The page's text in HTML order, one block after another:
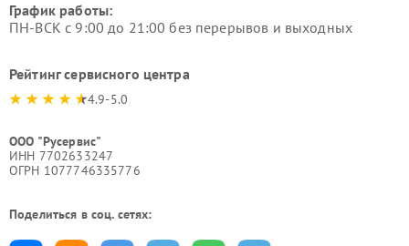
График работы:
ПН-ВСК с 9:00 до 21:00 без перерывов и выходных
Рейтинг сервисного центра
4.9-5.0
ООО "Русервис"
ИНН 7702633247
ОГРН 1077746335776
Поделиться в соц. сетях: